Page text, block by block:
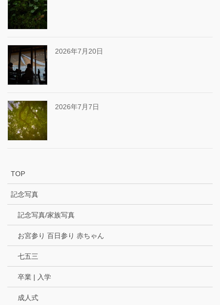
2026年7月20日
2026年7月7日
TOP
記念写真
記念写真/家族写真
お宮参り 百日参り 赤ちゃん
七五三
卒業 | 入学
成人式